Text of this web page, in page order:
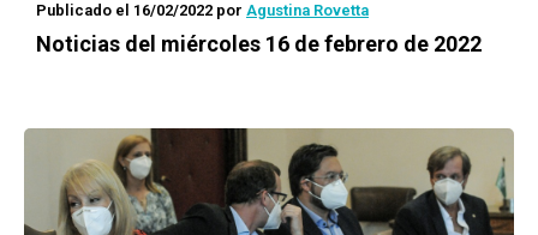
Publicado el 16/02/2022 por Agustina Rovetta
Noticias del miércoles 16 de febrero de 2022